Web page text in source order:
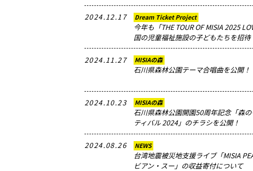
2024.12.17 Dream Ticket Project
今年も「THE TOUR OF MISIA 2025
国の児童福祉施設の子どもたちを招待
2024.11.27 MISIAの森
石川県森林公園テーマ合唱曲を公開！
2024.10.23 MISIAの森
石川県森林公園開園50周年記念「森
ティバル 2024」のチラシを公開！
2024.08.26 NEWS
台湾地震被災地支援ライブ「MISIA
ビアン・スー」の収益寄付について